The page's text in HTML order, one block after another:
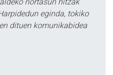
eginda, tokiko
dituen komunikabidea